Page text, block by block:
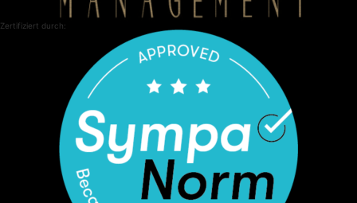
Zertifiziert durch: